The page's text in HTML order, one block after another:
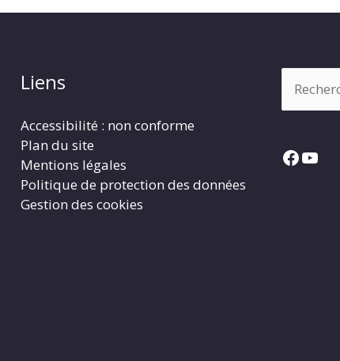
Liens
Accessibilité : non conforme
Plan du site
Mentions légales
Politique de protection des données
Gestion des cookies